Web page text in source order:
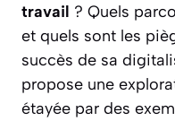
travail ? Quels
et quels sont les
succès de sa
propose une
étayée par des